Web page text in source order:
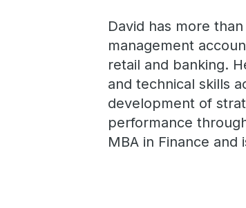
David has more
management
retail and banking.
and technical skills
development of
performance
MBA in Finance and